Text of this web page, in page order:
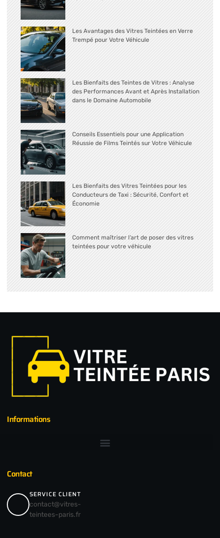
Les Avantages des Vitres Teintées en Verre
Trempé pour Votre Véhicule
Les Bienfaits des Teintes de Vitres : Analyse
des Performances Avant et Après Installation
dans le Domaine Automobile
Conseils Essentiels pour une Application
Réussie de Films Teintés sur Votre Véhicule
Les Bienfaits des Vitres Teintées pour les
Conducteurs de Taxi : Sécurité, Confort et
Économie
Comment maîtriser l’art de poser des vitres
teintées pour votre véhicule
Informations
Contact
SERVICE CLIENT
contact@vitres-
teintees-paris.fr